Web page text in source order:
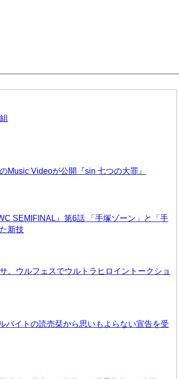
Music Videoが公開『sin 七つの大罪』
SEMIFINAL』第6話 「手塚ゾーン」と「手
新技
。ウルフェスでウルトラヒロイントークショ
バイトの読売栞から思いもよらない宣告を受